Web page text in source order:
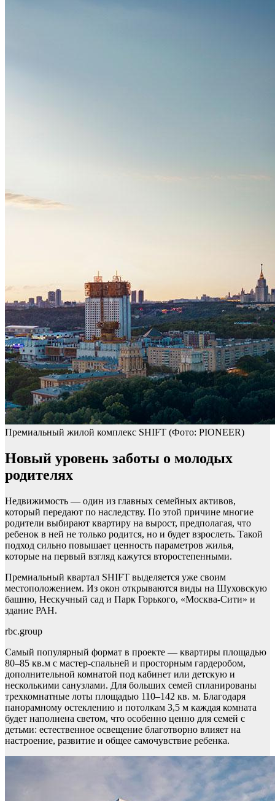
Премиальный жилой комплекс SHIFT (Фото: PIONEER)
Новый уровень заботы о молодых
родителях
Недвижимость — один из главных семейных активов,
который передают по наследству. По этой причине многие
родители выбирают квартиру на вырост, предполагая, что
ребенок в ней не только родится, но и будет взрослеть. Такой
подход сильно повышает ценность параметров жилья,
которые на первый взгляд кажутся второстепенными.
Премиальный квартал SHIFT выделяется уже своим
местоположением. Из окон открываются виды на Шуховскую
башню, Нескучный сад и Парк Горького, «Москва-Сити» и
здание РАН.
rbc.group
Самый популярный формат в проекте — квартиры площадью
80–85 кв.м с мастер-спальней и просторным гардеробом,
дополнительной комнатой под кабинет или детскую и
несколькими санузлами. Для больших семей спланированы
трехкомнатные лоты площадью 110–142 кв. м. Благодаря
панорамному остеклению и потолкам 3,5 м каждая комната
будет наполнена светом, что особенно ценно для семей с
детьми: естественное освещение благотворно влияет на
настроение, развитие и общее самочувствие ребенка.